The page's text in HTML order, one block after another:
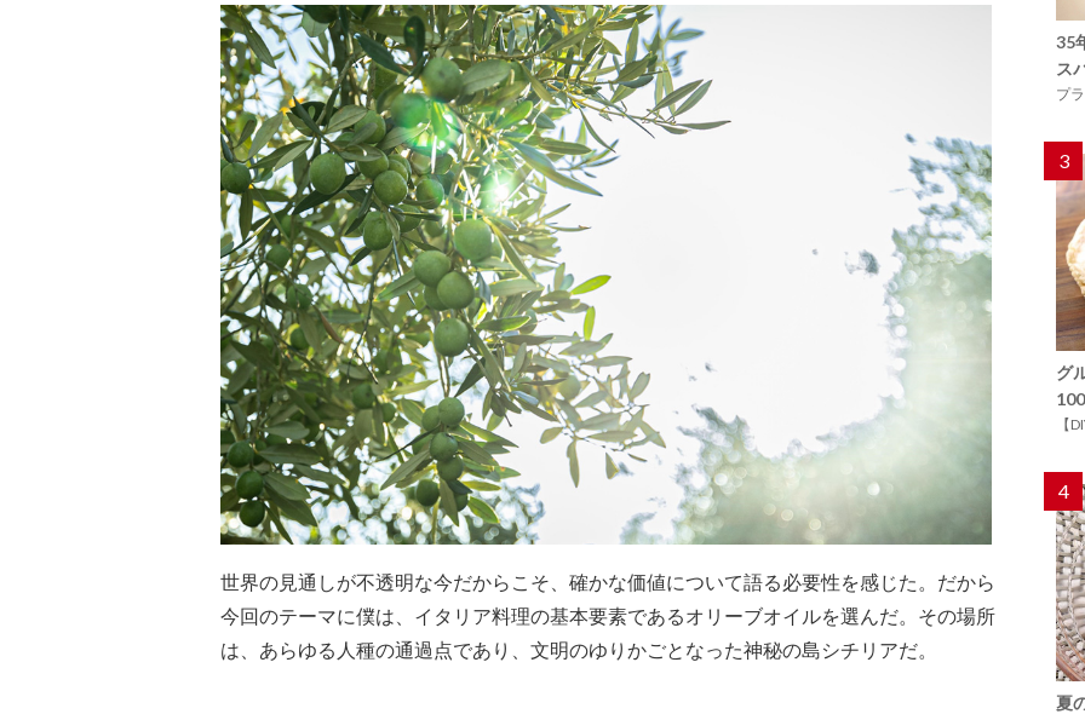
世界の見通しが不透明な今だからこそ、確かな価値について語る必要性を感じた。だから
今回のテーマに僕は、イタリア料理の基本要素であるオリーブオイルを選んだ。その場所
は、あらゆる人種の通過点であり、文明のゆりかごとなった神秘の島シチリアだ。
35
ス
プ
3
グ
【
4
夏